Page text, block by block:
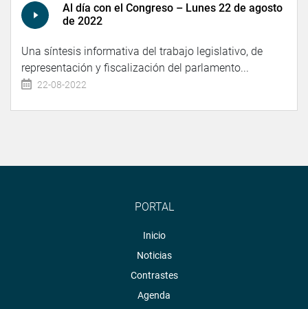
Al día con el Congreso – Lunes 22 de agosto
de 2022
Una síntesis informativa del trabajo legislativo, de
representación y fiscalización del parlamento...
22-08-2022
PORTAL
Inicio
Noticias
Contrastes
Agenda